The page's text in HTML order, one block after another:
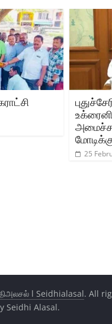
25
l Seidhialasal. All
Seidhi Alasal.